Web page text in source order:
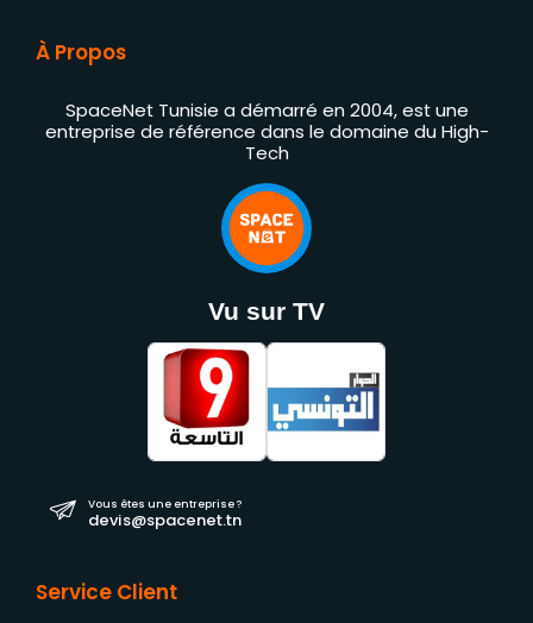
À Propos
SpaceNet Tunisie a démarré en 2004, est une
entreprise de référence dans le domaine du High-
Tech
Vu sur TV
Vous êtes une entreprise ?
devis@spacenet.tn
Service Client